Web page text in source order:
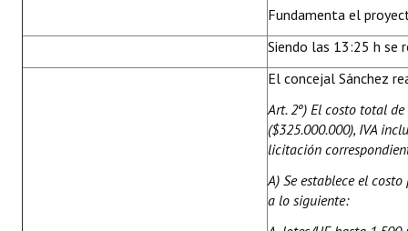
Fundamenta el
Siendo las 13:25 h se
El concejal Sánchez
Art. 2º) El costo total
($325.000.000), IVA
licitación
A) Se establece el
a lo siguiente: